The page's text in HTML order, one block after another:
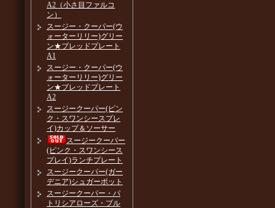
A2（小さ目ファルコ
ン）
スージー・クーパー(ウ
ォーターリリー)グリー
ン★ブレッドプレート
A1
スージー・クーパー(ウ
ォーターリリー)グリー
ン★ブレッドプレート
A2
スージークーパー(ピン
ク・スワンシースプレ
イ)カップ＆ソーサー
スージークーパー
(ピンク・スワンシース
プレイ)ランチプレート
スージークーパー(ガー
デニア)シュガーポット
スージークーパー・パ
トリシアローズ・ブル